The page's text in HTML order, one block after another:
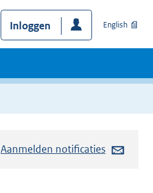
Inloggen English
Aanmelden notificaties